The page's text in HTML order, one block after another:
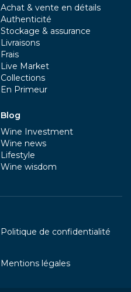
Achat & vente en détails
Authenticité
Stockage & assurance
Livraisons
Frais
Live Market
Collections
En Primeur
Blog
Wine Investment
Wine news
Lifestyle
Wine wisdom
Politique de confidentialité
Mentions légales